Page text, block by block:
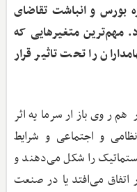
بورس و انباشت تقاضای
مهم‌ترین متغیرهایی که
را تحت تاثیر قرار
روی بازار سرمایه اثر
و اجتماعی و شرایط
را شکل می‌دهند و
می‌افتد یا در صنعت